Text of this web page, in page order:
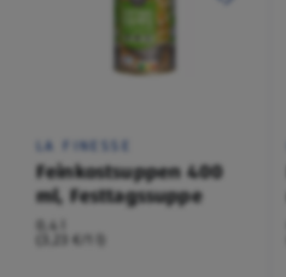
LA FINESSE
Feinkostsuppen 400
ml, Festtagssuppe
0,4 l
(3,23 €/1 l)